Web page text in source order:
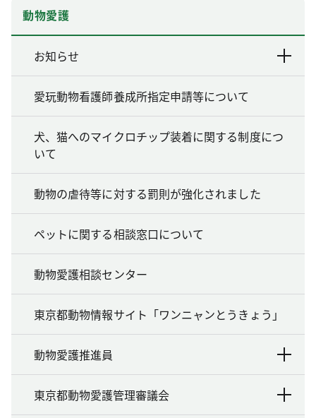
動物愛護
お知らせ
愛玩動物看護師養成所指定申請等について
犬、猫へのマイクロチップ装着に関する制度につ
いて
動物の虐待等に対する罰則が強化されました
ペットに関する相談窓口について
動物愛護相談センター
東京都動物情報サイト「ワンニャンとうきょう」
動物愛護推進員
東京都動物愛護管理審議会